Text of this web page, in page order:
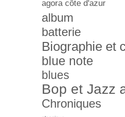
agora côte d'azur
album
batterie
Biographie et
blue note
blues
Bop et Jazz
Chroniques